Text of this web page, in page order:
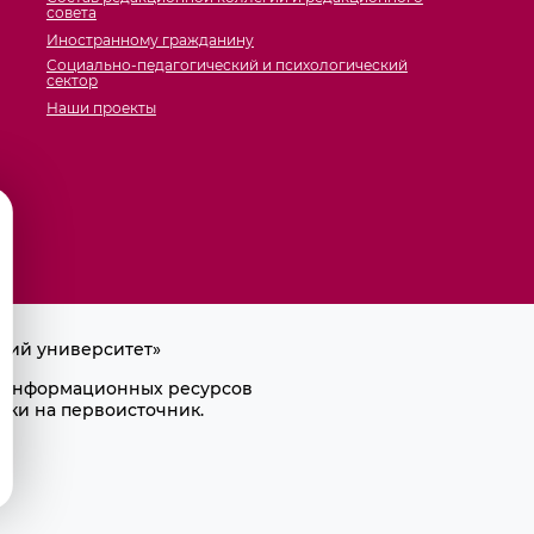
совета
Иностранному гражданину
Социально-педагогический и психологический
сектор
Наши проекты
университет»
информационных ресурсов
на первоисточник.